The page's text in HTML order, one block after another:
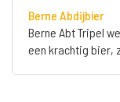
Berne Abdijbier
Berne Abt Tripel
een krachtig bier,